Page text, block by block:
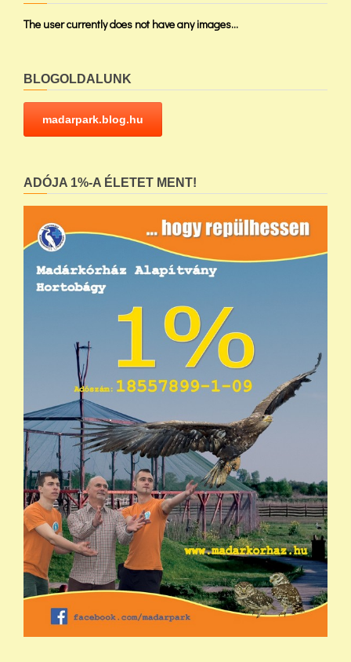
The user currently does not have any images...
BLOGOLDALUNK
madarpark.blog.hu
ADÓJA 1%-A ÉLETET MENT!